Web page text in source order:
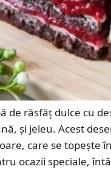
de răsfăț dulce cu
și jeleu. Acest
care se topește
ocazii speciale,